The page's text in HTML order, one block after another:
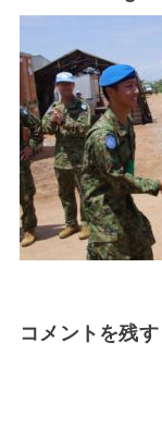
コメントを残す